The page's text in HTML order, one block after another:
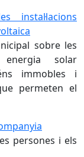
instal·lacions
sobre les
energia solar
immobles i
permeten el
persones i els